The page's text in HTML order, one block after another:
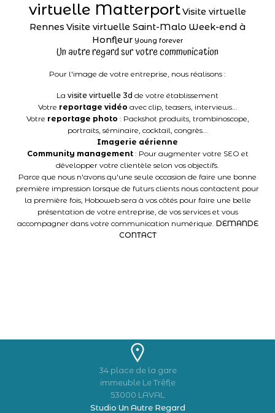
virtuelle MatterportVisite virtuelle
Rennes Visite virtuelle Saint-Malo Week-end à
Honfleur Young forever
Un autre regard sur votre communication
Pour l'image de votre entreprise, nous réalisons :
La visite virtuelle 3d de votre établissement
Votre reportage vidéo avec clip, teasers, interviews...
Votre reportage photo : Packshot produits, trombinoscope,
portraits, séminaire, cocktail, congrès...
Imagerie aérienne
Community management: Pour augmenter votre SEO et
développer votre clientèle selon vos objectifs.
Parce que nous n'avons qu'une seule occasion de faire une bonne
première impression lorsque de futurs clients nous contactent pour
la première fois, Hoboweb sera à vos côtés pour faire une belle
présentation de votre entreprise, de vos services et vous
accompagner dans votre communication numérique. DEMANDE
CONTACT
34 place de la gare
immeuble Le Trêfle
53000 LAVAL
Studio Un Autre Regard